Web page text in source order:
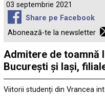
03 septembrie 2021
Share pe Facebook
Abonează-te la newsletter
Admitere de toamnă
București și Iași,
Viitorii studenți din Vrancea